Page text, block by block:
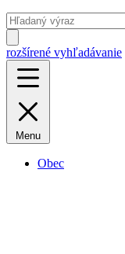
rozšírené vyhľadávanie
Menu
Obec